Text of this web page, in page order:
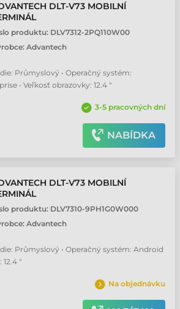
DLT-V73 MOBILNÍ
produktu: DLV7312-2PQ110W00
Advantech
Průmyslový • Operačný systém:
• Veľkosť obrazovky: 12.4 "
3-5 pracovných dní
NABÍDKA
DLT-V73 MOBILNÍ
produktu: DLV7310-9PH1G0W000
Advantech
Průmyslový • Operačný systém: Android
12.4 "
Na objednávku